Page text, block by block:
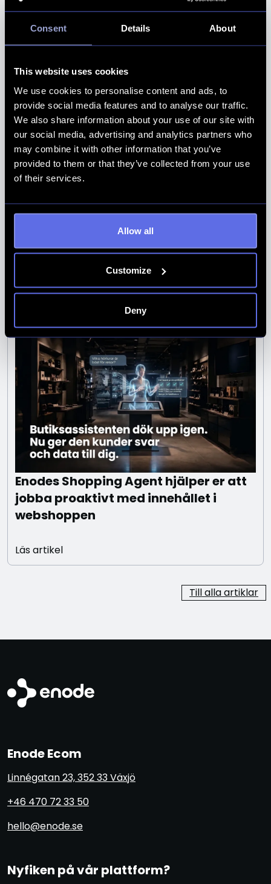
Consent Details About
This website uses cookies
We use cookies to personalise content and ads, to
provide social media features and to analyse our traffic.
We also share information about your use of our site with
our social media, advertising and analytics partners who
may combine it with other information that you’ve
provided to them or that they’ve collected from your use
of their services.
Allow all
Customize
Deny
WM3 - Nytt lagkrav 19 Juni 2026
Läs artikel
Pressmeddelande: Enode återinför
butikssäljaren
Läs artikel
Enodes Shopping Agent hjälper er att
jobba proaktivt med innehållet i
webshoppen
Läs artikel
Till alla artiklar
Enode Ecom
Linnégatan 23, 352 33 Växjö
+46 470 72 33 50
hello@enode.se
Nyfiken på vår plattform?